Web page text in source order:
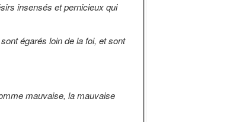
insensés et pernicieux qui
égarés loin de la foi, et sont
mauvaise, la mauvaise